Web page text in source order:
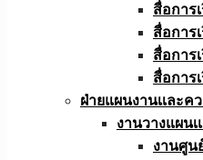
สื่อการ
สื่อการ
สื่อการ
สื่อการ
ฝ่ายแผนงานเเละค
งานวางแผน
งานศูน